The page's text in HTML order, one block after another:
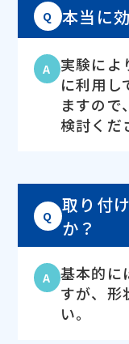
Q 本当に
A
実験によ
に利用し
ますの
検討くだ
Q
取り付
か？
A
基本的に
すが、形
い。